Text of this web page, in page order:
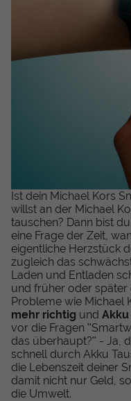
Ist dein Michael Kors
willst an der Michael
tauschen? Dann bist
eine Frage der Zeit,
eigentliche Herzstück
zugleich das
Laden und Entladen
und früher oder später
Probleme wie Michael
mehr richtig und
vor die Fragen
das überhaupt?" - Ja,
schnell durch Akku
die Lebenszeit deiner
damit nicht nur Geld,
die Umwelt.